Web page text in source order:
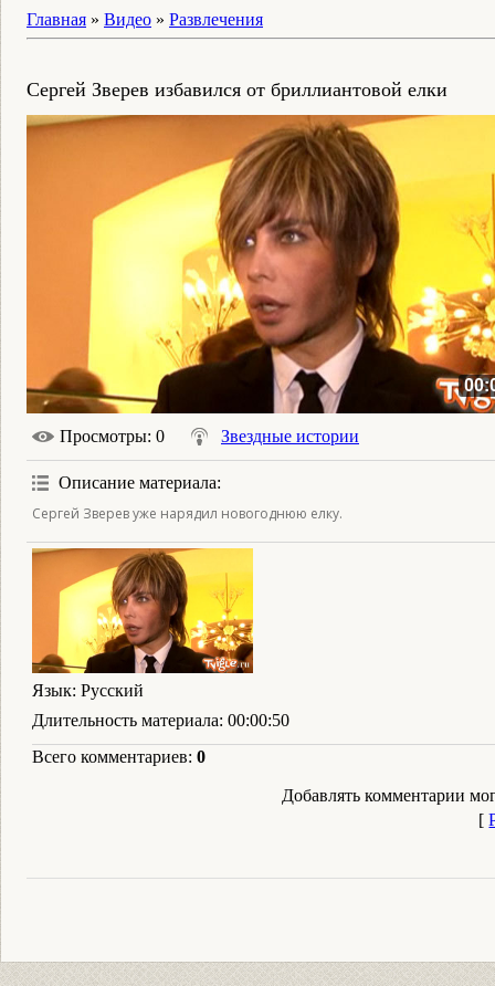
Главная » Видео » Развлечения
Сергей Зверев избавился от бриллиантовой елки
Просмотры: 0 Звездные истории
Описание материала:
Сергей Зверев уже нарядил новогоднюю елку.
Язык: Русский
Длительность материала: 00:00:50
Всего комментариев: 0
Добавлять комментарии
[